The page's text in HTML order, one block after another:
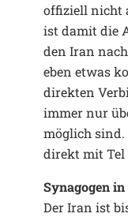
offiziell nicht
ist damit die
den Iran
eben etwas
direkten
immer nur
möglich sind.
direkt mit Tel
Synagogen
Der Iran ist